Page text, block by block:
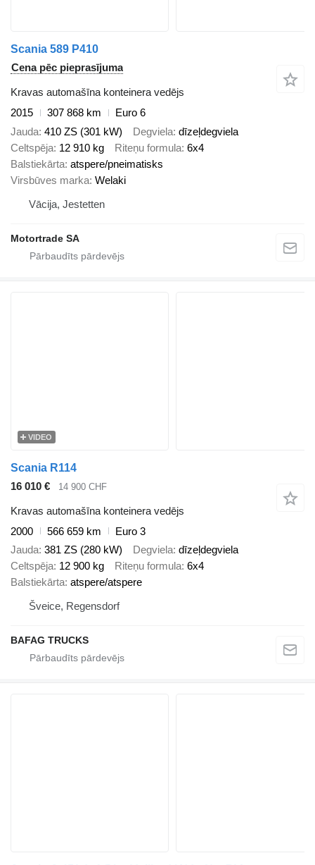
Scania 589 P410
Cena pēc pieprasījuma
Kravas automašīna konteinera vedējs
2015
307 868 km
Euro 6
Jauda 410 ZS (301 kW) Degviela dīzeļdegviela
Celtspēja 12 910 kg Riteņu formula 6x4
Balstiekārta atspere/pneimatisks
Virsbūves marka Welaki
Vācija, Jestetten
Motortrade SA
VIDEO
Scania R114
16 010 €
14 900 CHF
Kravas automašīna konteinera vedējs
2000
566 659 km
Euro 3
Jauda 381 ZS (280 kW) Degviela dīzeļdegviela
Celtspēja 12 900 kg Riteņu formula 6x4
Balstiekārta atspere/atspere
Šveice, Regensdorf
BAFAG TRUCKS